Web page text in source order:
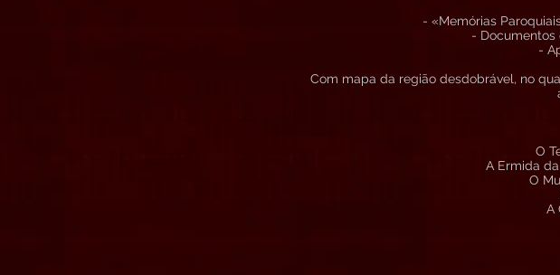
- «Memórias
- Documentos
-
Com mapa da região desdobrável, no
O
A Ermida
O
A